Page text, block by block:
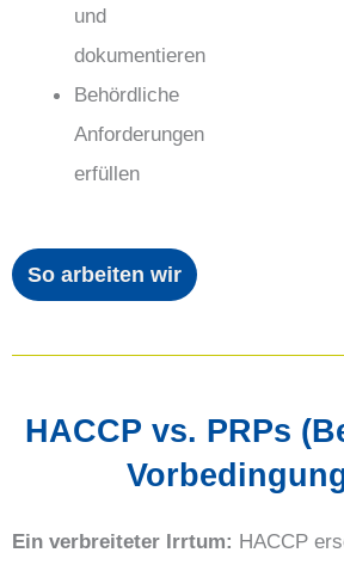
und
dokumentieren
Behördliche
Anforderungen
erfüllen
So arbeiten wir
HACCP vs. PRPs
Ein verbreiteter Irrtum: HACCP